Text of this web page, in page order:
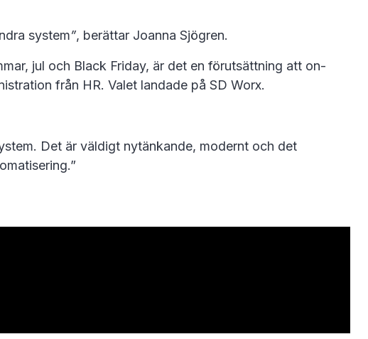
system”, berättar Joanna Sjögren.
jul och Black Friday, är det en förutsättning att on-
från HR. Valet landade på SD Worx.
Det är väldigt nytänkande, modernt och det